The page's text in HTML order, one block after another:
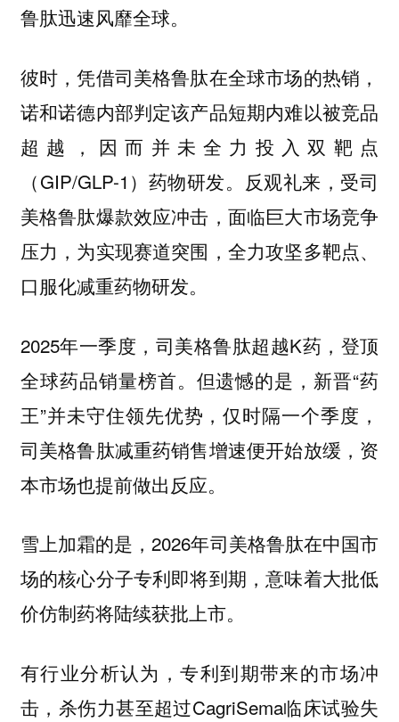
鲁肽迅速风靡全球。
彼时，凭借司美格鲁肽在全球市场的热销，
诺和诺德内部判定该产品短期内难以被竞品
超越，因而并未全力投入双靶点
（GIP/GLP-1）药物研发。反观礼来，受司
美格鲁肽爆款效应冲击，面临巨大市场竞争
压力，为实现赛道突围，全力攻坚多靶点、
口服化减重药物研发。
2025年一季度，司美格鲁肽超越K药，登顶
全球药品销量榜首。但遗憾的是，新晋“药
王”并未守住领先优势，仅时隔一个季度，
司美格鲁肽减重药销售增速便开始放缓，资
本市场也提前做出反应。
雪上加霜的是，2026年司美格鲁肽在中国市
场的核心分子专利即将到期，意味着大批低
价仿制药将陆续获批上市。
有行业分析认为，专利到期带来的市场冲
击，杀伤力甚至超过CagriSema临床试验失